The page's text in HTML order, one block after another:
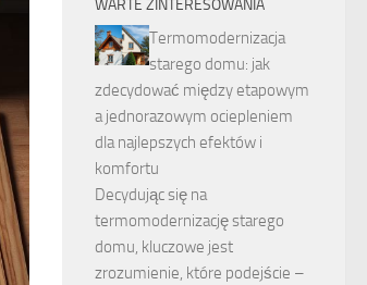
WARTE ZINTERESOWANIA
Termomodernizacja
starego domu: jak
zdecydować między etapowym
a jednorazowym ociepleniem
dla najlepszych efektów i
komfortu
Decydując się na
termomodernizację starego
domu, kluczowe jest
zrozumienie, które podejście –